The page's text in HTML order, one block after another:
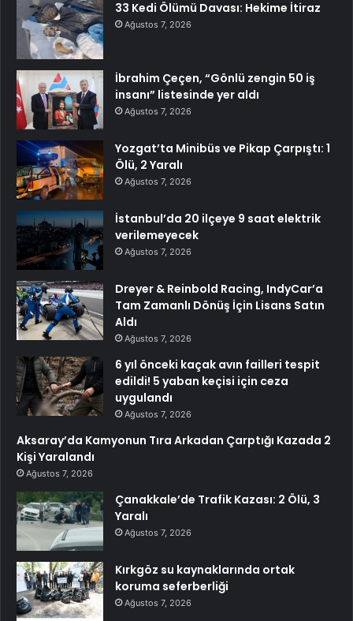
33 Kedi Ölümü Davası: Hekime İtiraz
Ağustos 7, 2026
İbrahim Çeçen, “Gönlü zengin 50 iş
insanı” listesinde yer aldı
Ağustos 7, 2026
Yozgat’ta Minibüs ve Pikap Çarpıştı: 1
Ölü, 2 Yaralı
Ağustos 7, 2026
İstanbul’da 20 ilçeye 9 saat elektrik
verilemeyecek
Ağustos 7, 2026
Dreyer & Reinbold Racing, IndyCar’a
Tam Zamanlı Dönüş İçin Lisans Satın
Aldı
Ağustos 7, 2026
6 yıl önceki kaçak avın failleri tespit
edildi! 5 yaban keçisi için ceza
uygulandı
Ağustos 7, 2026
Aksaray’da Kamyonun Tıra Arkadan Çarptığı Kazada 2
Kişi Yaralandı
Ağustos 7, 2026
Çanakkale’de Trafik Kazası: 2 Ölü, 3
Yaralı
Ağustos 7, 2026
Kırkgöz su kaynaklarında ortak
koruma seferberliği
Ağustos 7, 2026